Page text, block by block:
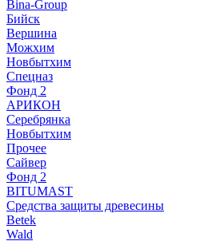
Bina-Group
Бийск
Вершина
Можхим
Новбытхим
Спецназ
Фонд 2
АРИКОН
Серебрянка
Новбытхим
Прочее
Сайвер
Фонд 2
BITUMAST
Средства защиты древесины
Betek
Wald